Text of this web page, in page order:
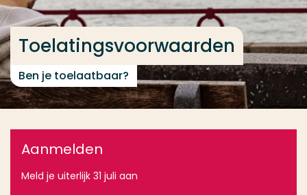
Toelatingsvoorwaarden
Ben je toelaatbaar?
Aanmelden
Meld je uiterlijk 31 juli aan
Opleiding
Contact